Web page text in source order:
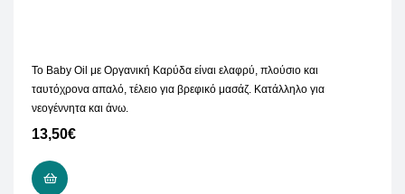
Το Baby Oil με Οργανική Καρύδα είναι ελαφρύ, πλούσιο και
ταυτόχρονα απαλό, τέλειο για βρεφικό μασάζ. Κατάλληλο για
νεογέννητα και άνω.
13,50€